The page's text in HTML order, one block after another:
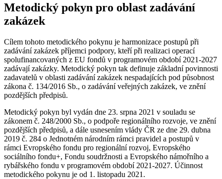
Metodický pokyn pro oblast zadávání
zakázek
Cílem tohoto metodického pokynu je harmonizace postupů při
zadávání zakázek příjemci podpory, kteří při realizaci operací
spolufinancovaných z EU fondů v programovém období 2021-2027
zadávají zakázky. Metodický pokyn tak definuje základní povinnosti
zadavatelů v oblasti zadávání zakázek nespadajících pod působnost
zákona č. 134/2016 Sb., o zadávání veřejných zakázek, ve znění
pozdějších předpisů.
Metodický pokyn byl vydán dne 23. srpna 2021 v souladu se
zákonem č. 248/2000 Sb., o podpoře regionálního rozvoje, ve znění
pozdějších předpisů, a dále usnesením vlády ČR ze dne 29. dubna
2019 č. 284 o Jednotném národním rámci pravidel a postupů v
rámci Evropského fondu pro regionální rozvoj, Evropského
sociálního fondu+, Fondu soudržnosti a Evropského námořního a
rybářského fondu v programovém období 2021-2027. Účinnost
metodického pokynu je od 1. listopadu 2021.